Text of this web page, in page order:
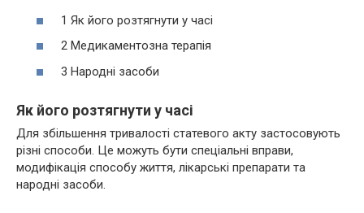
1 Як його розтягнути у часі
2 Медикаментозна терапія
3 Народні засоби
Як його розтягнути у часі
Для збільшення тривалості статевого акту застосовують
різні способи. Це можуть бути спеціальні вправи,
модифікація способу життя, лікарські препарати та
народні засоби.